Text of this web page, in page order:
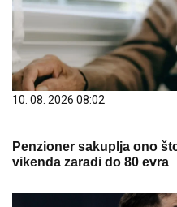
10. 08. 2026 08:02
Penzioner sakuplja ono
vikenda zaradi do 80 evra